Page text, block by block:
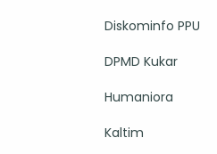
Diskominfo PPU
DPMD Kukar
Humaniora
Kaltim